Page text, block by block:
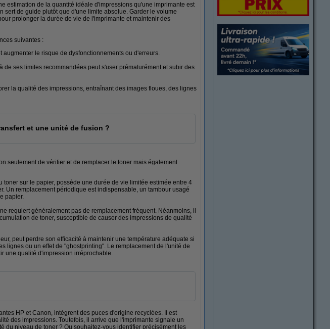
estimation de la quantité idéale d'impressions qu'une imprimante est
de guide plutôt que d'une limite absolue. Garder le volume
prolonger la durée de vie de l'imprimante et maintenir des
suivantes :
le risque de dysfonctionnements ou d'erreurs.
de ses limites recommandées peut s'user prématurément et subir des
la qualité des impressions, entraînant des images floues, des lignes
et une unité de fusion ?
seulement de vérifier et de remplacer le toner mais également
sur le papier, possède une durée de vie limitée estimée entre 4
Un remplacement périodique est indispensable, un tambour usagé
papier.
requiert généralement pas de remplacement fréquent. Néanmoins, il
de toner, susceptible de causer des impressions de qualité
peut perdre son efficacité à maintenir une température adéquate si
lignes ou un effet de "ghostprinting". Le remplacement de l'unité de
une qualité d'impression irréprochable.
HP et Canon, intègrent des puces d'origine recyclées. Il est
des impressions. Toutefois, il arrive que l'imprimante signale un
du niveau de toner ? Ou souhaitez-vous identifier précisément les